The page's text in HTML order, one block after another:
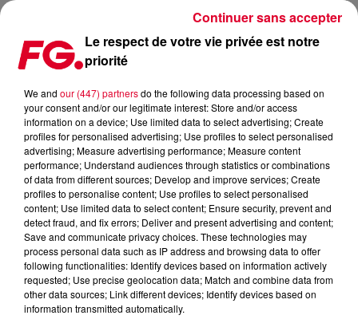
CLUB FG : JAMES HYPE
Le respect de votre vie privée est notre
priorité
We and our (447) partnersdo the following data processing based on
your consent and/or our legitimate interest: Store and/or access
information on a device; Use limited data to select advertising; Create
profiles for personalised advertising; Use profiles to select personalised
advertising; Measure advertising performance; Measure content
performance; Understand audiences through statistics or combinations
of data from different sources; Develop and improve services; Create
profiles to personalise content; Use profiles to select personalised
content; Use limited data to select content; Ensure security, prevent and
detect fraud, and fix errors; Deliver and present advertising and content;
Save and communicate privacy choices. These technologies may
process personal data such as IP address and browsing data to offer
following functionalities: Identify devices based on information actively
requested; Use precise geolocation data; Match and combine data from
other data sources; Link different devices; Identify devices based on
information transmitted automatically.
Continuer sans accepter